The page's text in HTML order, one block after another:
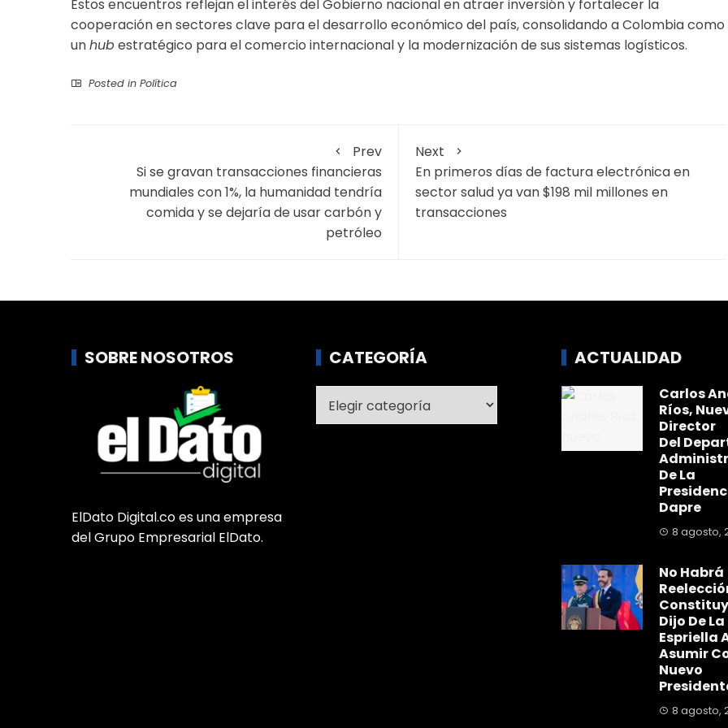
Estos encuentros reflejan el interés del Gobierno nacional en atraer inversión y fortalecer la
cooperación en sectores clave para el desarrollo económico del país, consolidando a Colombia como
unhubestratégico para el comercio internacional y la modernización de sus sistemas logísticos.
Posted in Política
Prev
Si se gravan transacciones financieras
mundiales con 1%, la humanidad tendría
comida y se dejaría de usar carbón y
petróleo
Next
En primeros días de factura electrónica en
sector salud ya van $198 mil millones en
transacciones
SOBRE NOSOTROS
ElDato Digital.co es una empresa
del Grupo Empresarial ElDato.
CATEGORÍA ACTUALIDAD
Carlos
Ríos,
Director
Del
De La
Dapre
8 agosto,
No Habrá
Dijo De La
Espriella
Asumir
Nuevo
8 agosto,